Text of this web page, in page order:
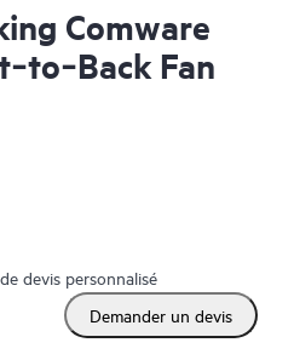
Comware
Fan
devis personnalisé
Demander un devis